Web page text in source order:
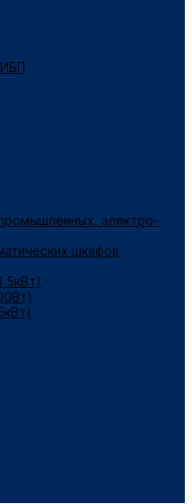
электро-
шкафов